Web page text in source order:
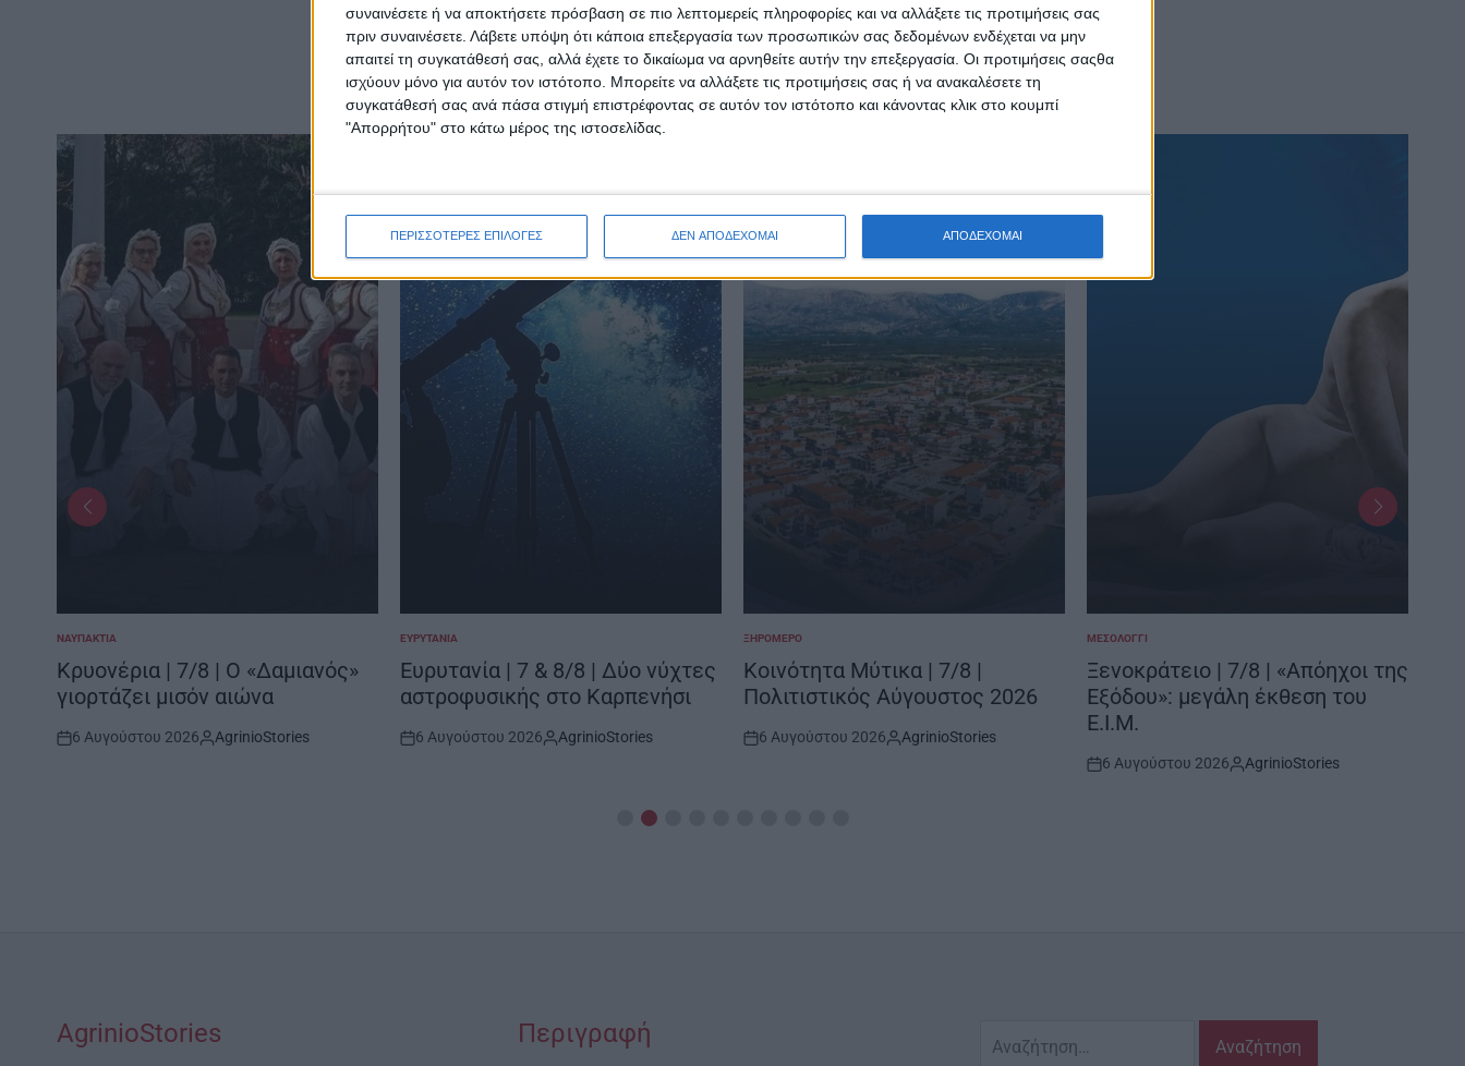
συναινέσετε ή να αποκτήσετε πρόσβαση σε πιο λεπτομερείς πληροφορίες και να αλλάξετε τις προτιμήσεις σας
πριν συναινέσετε. Λάβετε υπόψη ότι κάποια επεξεργασία των προσωπικών σας δεδομένων ενδέχεται να μην
απαιτεί τη συγκατάθεσή σας, αλλά έχετε το δικαίωμα να αρνηθείτε αυτήν την επεξεργασία. Οι προτιμήσεις σαςθα
ισχύουν μόνο για αυτόν τον ιστότοπο. Μπορείτε να αλλάξετε τις προτιμήσεις σας ή να ανακαλέσετε τη
συγκατάθεσή σας ανά πάσα στιγμή επιστρέφοντας σε αυτόν τον ιστότοπο και κάνοντας κλικ στο κουμπί
"Απορρήτου" στο κάτω μέρος της ιστοσελίδας.
ΠΕΡΙΣΣΟΤΕΡΕΣ ΕΠΙΛΟΓΕΣ ΔΕΝ ΑΠΟΔΕΧΟΜΑΙ ΑΠΟΔΕΧΟΜΑΙ
POSTED
IN
ΝΑΥΠΑΚΤΊΑ
Κρυονέρια | 7/8 | Ο «Δαμιανός»
γιορτάζει μισόν αιώνα
Post
6 Αυγούστου 2026
By:
AgrinioStories
POSTED
IN
ΕΥΡΥΤΑΝΊΑ
Ευρυτανία | 7 & 8/8 | Δύο νύχτες
αστροφυσικής στο Καρπενήσι
Post
6 Αυγούστου 2026
By:
AgrinioStories
POSTED
IN
ΞΗΡΟΜΕΡΟ
Κοινότητα Μύτικα | 7/8 |
Πολιτιστικός Αύγουστος 2026
Post
6 Αυγούστου 2026
By:
AgrinioStories
POSTED
IN
ΜΕΣΟΛΌΓΓΙ
Ξενοκράτειο | 7/8 | «Απόηχοι της
Εξόδου»: μεγάλη έκθεση του
Ε.Ι.Μ.
Post
6 Αυγούστου 2026
By:
AgrinioStories
AgrinioStories Περιγραφή
για: